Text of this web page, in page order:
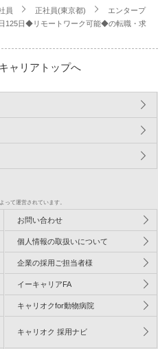
員 正社員(東京都)
エンタープ
125日◆リモートワーク可能◆の転職・求
ャリアトップへ
って運営されています。
お問い合わせ
個人情報の取扱いについて
企業の採用ご担当者様
イーキャリアFA
キャリオクfor動物病院
キャリオク 採用ナビ